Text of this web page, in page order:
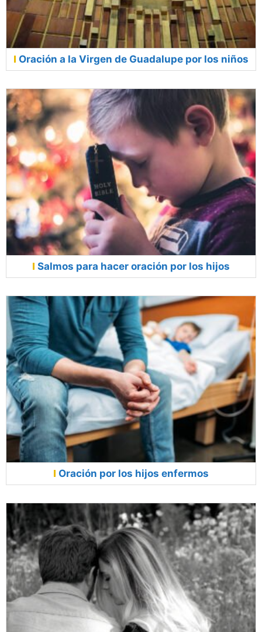
Oración a la Virgen de Guadalupe por los niños
Salmos para hacer oración por los hijos
Oración por los hijos enfermos